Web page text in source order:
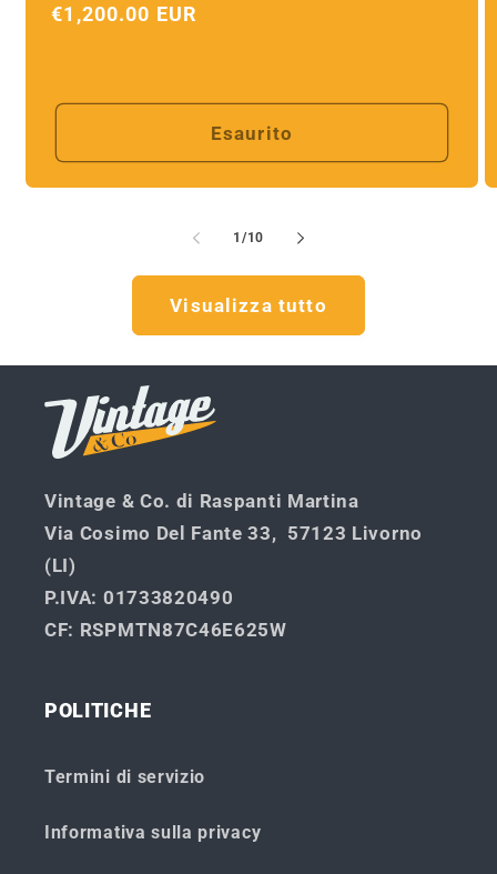
Prezzo
€1,200.00 EUR
Esaurito
1 /su
10
Visualizza tutto
Vintage & Co. di Raspanti Martina
Via Cosimo Del Fante 33, 57123 Livorno
(LI)
P.IVA: 01733820490
CF: RSPMTN87C46E625W
POLITICHE
Termini di servizio
Informativa sulla privacy